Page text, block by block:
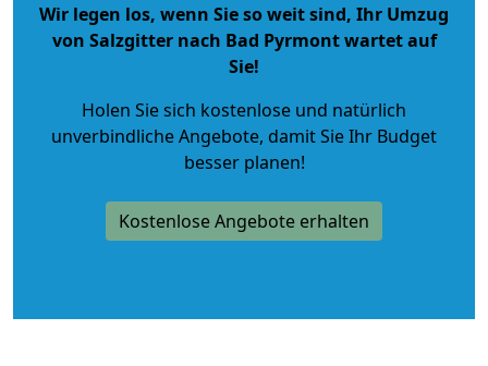
Wir legen los, wenn Sie so weit sind, Ihr Umzug
von Salzgitter nach Bad Pyrmont wartet auf
Sie!
Holen Sie sich kostenlose und natürlich
unverbindliche Angebote, damit Sie Ihr Budget
besser planen!
Kostenlose Angebote erhalten